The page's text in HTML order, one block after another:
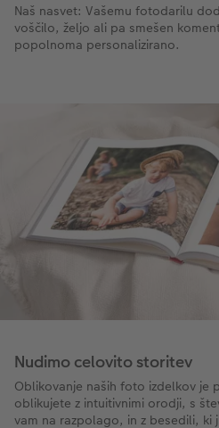
Naš nasvet: Vašemu fotodarilu
voščilo, željo ali pa smešen
popolnoma personalizirano.
Nudimo celovito storitev
Oblikovanje naših foto izdelkov je
oblikujete z intuitivnimi orodji, s
vam na razpolago, in z besedili, ki